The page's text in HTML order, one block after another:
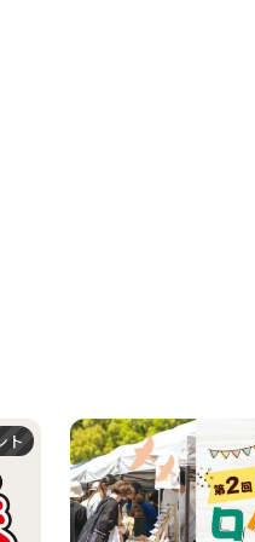
ト